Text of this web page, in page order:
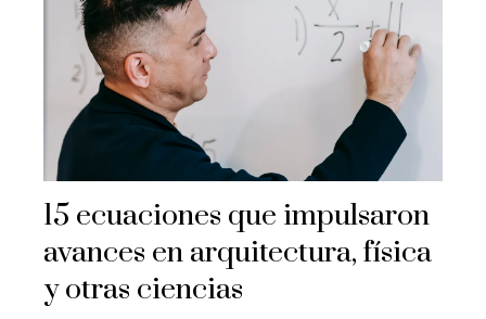
15 ecuaciones que impulsaron
avances en arquitectura, física
y otras ciencias